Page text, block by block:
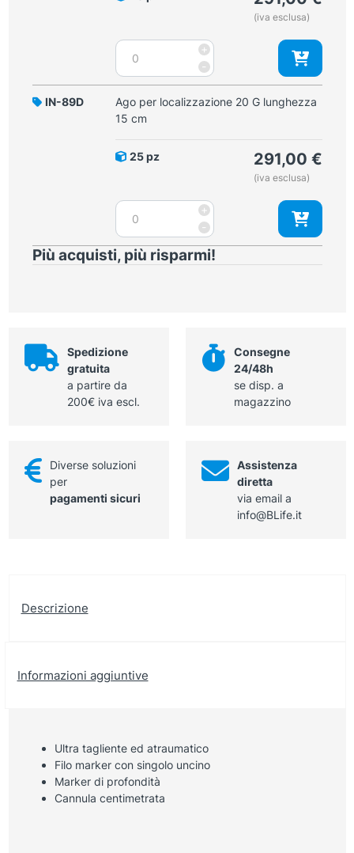
(iva esclusa)
-
Ago
localizzazione
20
G
cm
+
IN-89D
Ago per localizzazione 20 G lunghezza
15 cm
25 pz 291,00 €
(iva esclusa)
-
Ago
localizzazione
20
+
Più acquisti, più risparmi!
Spedizione
gratuita
a partire da
200€ iva escl.
Consegne
24/48h
se disp. a
magazzino
Diverse soluzioni
per
pagamenti sicuri
Assistenza
diretta
via email a
info@BLife.it
Descrizione
Informazioni aggiuntive
Ultra tagliente ed atraumatico
Filo marker con singolo uncino
Marker di profondità
Cannula centimetrata